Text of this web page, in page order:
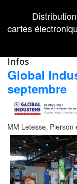
Distribution
cartes
Infos
Global
septembre
MM Letesse, Pierson